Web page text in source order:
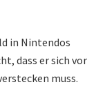
in Nintendos
dass er sich vor
muss.